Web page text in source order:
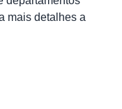
mais detalhes a